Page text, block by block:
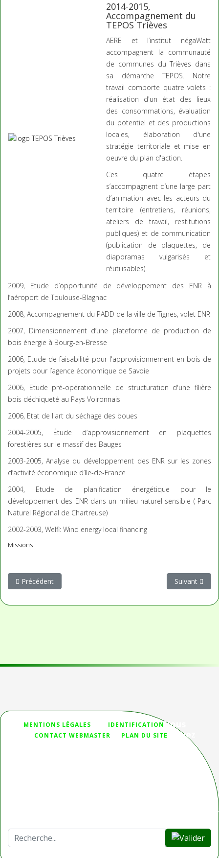
2014-2015,
Accompagnement du
TEPOS Trièves
AERE et l’institut négaWatt
accompagnent la communauté
de communes du Trièves dans
sa démarche TEPOS. Notre
travail comporte quatre volets :
réalisation d'un état des lieux
des consommations, évaluation
du potentiel et des productions
locales, élaboration d'une
stratégie territoriale et mise en
oeuvre du plan d'action.
Ces quatre étapes
s’accompagnent d’une large part
d’animation avec les acteurs du
territoire (entretiens, réunions,
ateliers de travail, restitutions
publiques) et de communication
(publication de plaquettes, de
diaporamas vulgarisés et
réutilisables).
2009, Etude d’opportunité de développement des ENR à
l’aéroport de Toulouse-Blagnac
2008, Accompagnement du PADD de la ville de Tignes, volet ENR
2007, Dimensionnement d’une plateforme de production de
bois énergie à Bourg-en-Bresse
2006, Etude de faisabilité pour l'approvisionnement en bois de
projets pour l’agence économique de Savoie
2006, Etude pré-opérationnelle de structuration d'une filière
bois déchiqueté au Pays Voironnais
2006, Etat de l'art du séchage des boues
2004-2005, Étude d’approvisionnement en plaquettes
forestières sur le massif des Bauges
2003-2005, Analyse du développement des ENR sur les zones
d’activité économique d’Ile-de-France
2004, Etude de planification énergétique pour le
développement des ENR dans un milieu naturel sensible ( Parc
Naturel Régional de Chartreuse)
2002-2003, Welfi: Wind energy local financing
Missions
Article précédent : Agriculture, ressources naturelles et
Précédent Article
Suivant
MENTIONS LÉGALES
IDENTIFICATION
CONTACT WEBMASTER
PLAN DU SITE
Vous
n'avez
/homepages/32/d336230653/htdocs/Joomla_3/modules/
Rechercher